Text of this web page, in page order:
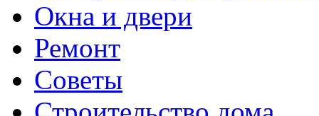
Окна и двери
Ремонт
Советы